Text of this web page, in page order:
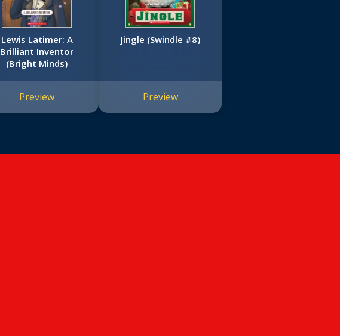
Lewis Latimer: A
Brilliant Inventor
(Bright Minds)
Preview
Jingle (Swindle #8)
Preview